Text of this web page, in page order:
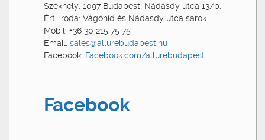
Székhely: 1097 Budapest, Nádasdy utca 13/b.
Ért. iroda: Vágóhíd és Nádasdy utca sarok
Mobil: +36 30 215 75 75
Email: sales@allurebudapest.hu
Facebook: Facebook.com/allurebudapest
Facebook